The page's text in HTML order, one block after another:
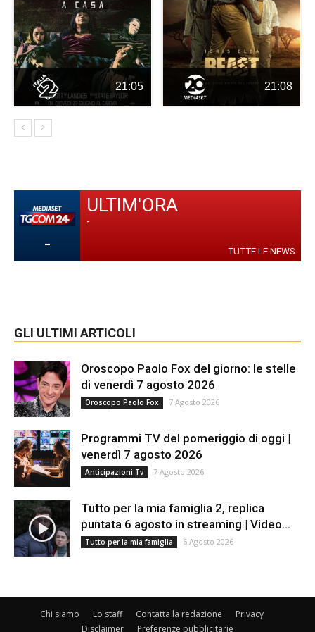
21:05 21:08
-
ULTIM'ORA
-
TUTTE LE NEWS
GLI ULTIMI ARTICOLI
Oroscopo Paolo Fox del giorno: le stelle
di venerdì 7 agosto 2026
Oroscopo Paolo Fox 7 Agosto 2026
Programmi TV del pomeriggio di oggi |
venerdì 7 agosto 2026
Anticipazioni Tv 7 Agosto 2026
Tutto per la mia famiglia 2, replica
puntata 6 agosto in streaming | Video...
Tutto per la mia famiglia 6 Agosto 2026
Chi siamo Lo staff Contatta la redazione
Privacy
Disclaimer
Preferenze pubblicitarie